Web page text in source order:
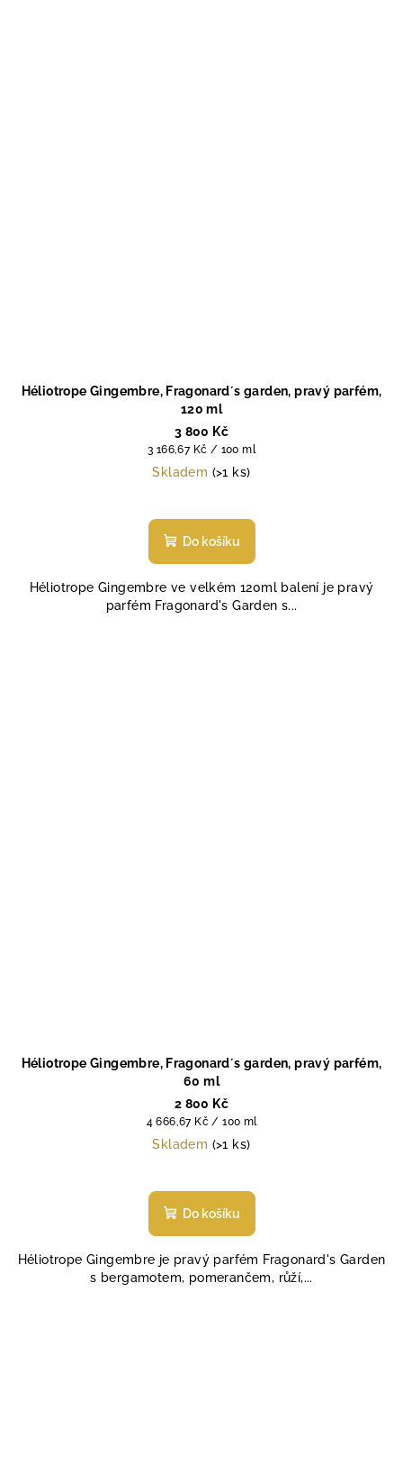
Héliotrope Gingembre, Fragonard´s garden, pravý parfém,
120 ml
3 800 Kč
Měrná
cena:
3 166,67 Kč / 100 ml
Skladem (>1 ks)
hodnocení
produktu
z
5
Do košíku
Héliotrope Gingembre ve velkém 120ml balení je pravý
parfém Fragonard's Garden s...
Héliotrope Gingembre, Fragonard´s garden, pravý parfém,
60 ml
2 800 Kč
Měrná
cena:
4 666,67 Kč / 100 ml
Skladem (>1 ks)
hodnocení
produktu
z
5
Do košíku
Héliotrope Gingembre je pravý parfém Fragonard's Garden
s bergamotem, pomerančem, růží,...